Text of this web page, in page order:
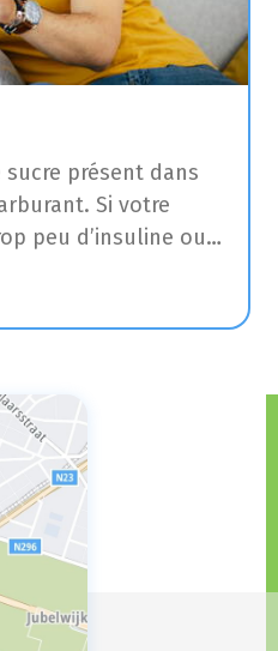
présent dans
Si votre
peu d’insuline ou
pas suffisamment
y a donc trop de